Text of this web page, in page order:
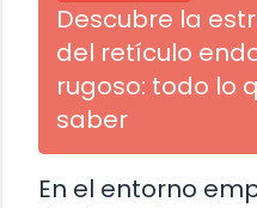
Descubre la
del retículo
rugoso: todo lo
saber
En el entorno